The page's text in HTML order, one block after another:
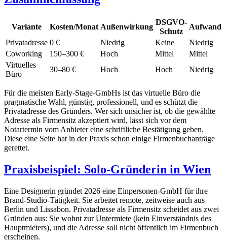
Variante Kosten/Monat Außenwirkung
DSGVO-
Schutz
Aufwand
Privatadresse 0 € Niedrig Keine
Niedrig
Coworking
150–300 € Hoch Mittel
Mittel
Virtuelles
Büro
30–80 € Hoch Hoch Niedrig
Für die meisten Early-Stage-GmbHs ist das virtuelle Büro die
pragmatische Wahl, günstig, professionell, und es schützt die
Privatadresse des Gründers. Wer sich unsicher ist, ob die gewählte
Adresse als Firmensitz akzeptiert wird, lässt sich vor dem
Notartermin vom Anbieter eine schriftliche Bestätigung geben.
Diese eine Seite hat in der Praxis schon einige Firmenbuchanträge
gerettet.
Praxisbeispiel: Solo-Gründerin in Wien
Eine Designerin gründet 2026 eine Einpersonen-GmbH für ihre
Brand-Studio-Tätigkeit. Sie arbeitet remote, zeitweise auch aus
Berlin und Lissabon. Privatadresse als Firmensitz scheidet aus zwei
Gründen aus: Sie wohnt zur Untermiete (kein Einverständnis des
Hauptmieters), und die Adresse soll nicht öffentlich im Firmenbuch
erscheinen.